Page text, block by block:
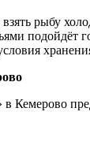
рыбу
подойдёт
условия